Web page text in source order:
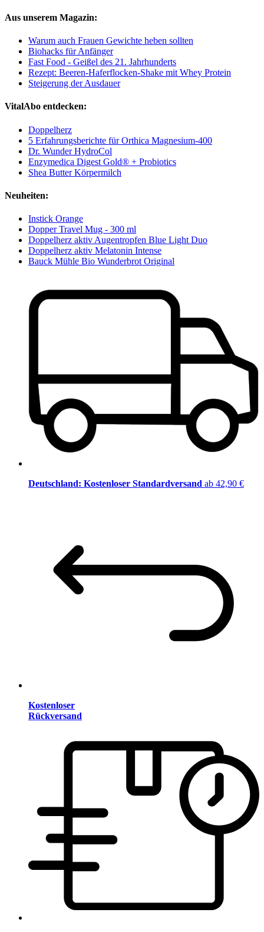
Aus unserem Magazin:
Warum auch Frauen Gewichte heben sollten
Biohacks für Anfänger
Fast Food - Geißel des 21. Jahrhunderts
Rezept: Beeren-Haferflocken-Shake mit Whey Protein
Steigerung der Ausdauer
VitalAbo entdecken:
Doppelherz
5 Erfahrungsberichte für Orthica Magnesium-400
Dr. Wunder HydroCol
Enzymedica Digest Gold® + Probiotics
Shea Butter Körpermilch
Neuheiten:
Instick Orange
Dopper Travel Mug - 300 ml
Doppelherz aktiv Augentropfen Blue Light Duo
Doppelherz aktiv Melatonin Intense
Bauck Mühle Bio Wunderbrot Original
Deutschland: Kostenloser Standardversand ab 42,90 €
Kostenloser
Rückversand